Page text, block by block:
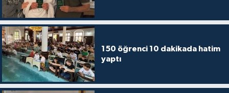
150 öğrenci 10 dakikada hatim
yaptı